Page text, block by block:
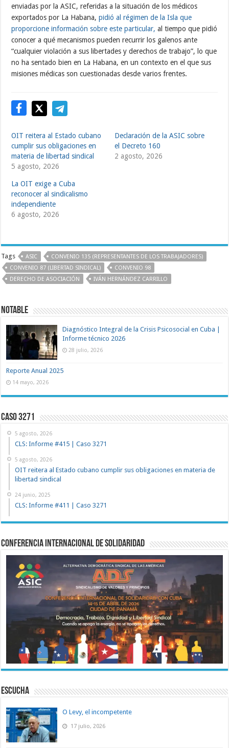
enviadas por la ASIC, referidas a la situación de los médicos
exportados por La Habana,pidió al régimen de la Isla que
proporcione información sobre este particular, al tiempo que pidió
conocer a qué mecanismos pueden recurrir los galenos ante
“cualquier violación a sus libertades y derechos de trabajo”, lo que
no ha sentado bien en La Habana, en un contexto en el que sus
misiones médicas son cuestionadas desde varios frentes.
OIT reitera al Estado cubano
cumplir sus obligaciones en
materia de libertad sindical
5 agosto, 2026
Declaración de la ASIC sobre
el Decreto 160
2 agosto, 2026
La OIT exige a Cuba
reconocer al sindicalismo
independiente
6 agosto, 2026
Tags ASIC
CONVENIO 135 (REPRESENTANTES DE LOS TRABAJADORES)
CONVENIO 87 (LIBERTAD SINDICAL)
CONVENIO 98
DERECHO DE ASOCIACIÓN
IVÁN HERNÁNDEZ CARRILLO
NOTABLE
Diagnóstico Integral de la Crisis Psicosocial en Cuba |
Informe técnico 2026
28 julio, 2026
Reporte Anual 2025
14 mayo, 2026
Caso 3271
5 agosto, 2026
CLS: Informe #415 | Caso 3271
5 agosto, 2026
OIT reitera al Estado cubano cumplir sus obligaciones en materia de
libertad sindical
24 junio, 2025
CLS: Informe #411 | Caso 3271
Conferencia Internacional de Solidaridad
ESCUCHA
O Levy, el incompetente
17 julio, 2026